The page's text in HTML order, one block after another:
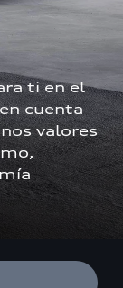
ti en el
cuenta
valores